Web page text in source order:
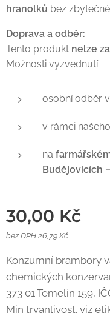
hranolků bez
Doprava a odběr:
Tento produkt nelze
Možnosti vyzvednutí:
osobní odběr
v rámci našeho
na
Budějovicích
30,00 Kč
bez DPH 26,79 Kč
Konzumní brambory
chemických
373 01 Temelín 159,
Min trvanlivost. viz